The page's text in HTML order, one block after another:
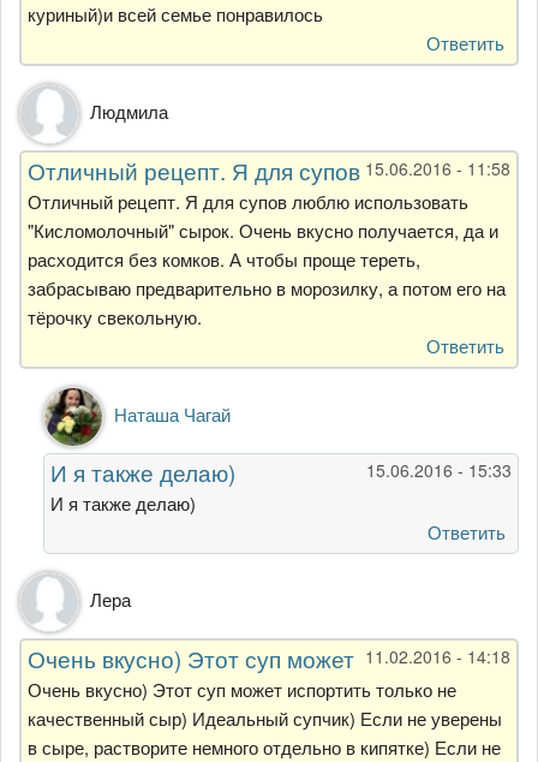
куриный)и всей семье понравилось
Ответить
Людмила
15.06.2016 - 11:58
Отличный рецепт. Я для супов
Отличный рецепт. Я для супов люблю использовать
"Кисломолочный" сырок. Очень вкусно получается, да и
расходится без комков. А чтобы проще тереть,
забрасываю предварительно в морозилку, а потом его на
тёрочку свекольную.
Ответить
Ответ
на
Отличный
рецепт.
Я
супов
от
Людмила
Наташа Чагай
15.06.2016 - 15:33
И я также делаю)
И я также делаю)
Ответить
Лера
11.02.2016 - 14:18
Очень вкусно) Этот суп может
Очень вкусно) Этот суп может испортить только не
качественный сыр) Идеальный супчик) Если не уверены
в сыре, растворите немного отдельно в кипятке) Если не